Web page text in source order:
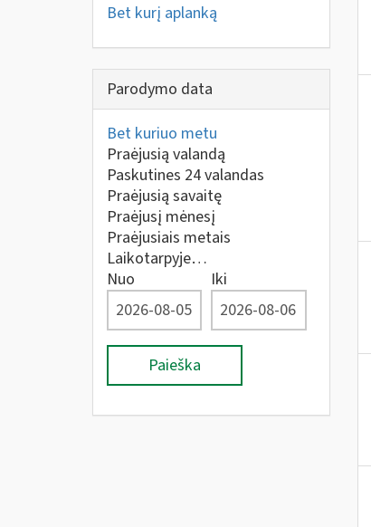
Bet kurį aplanką
Parodymo data
Bet kuriuo metu
Praėjusią valandą
Paskutines 24 valandas
Praėjusią savaitę
Praėjusį mėnesį
Praėjusiais metais
Laikotarpyje…
Nuo
Iki
Paieška